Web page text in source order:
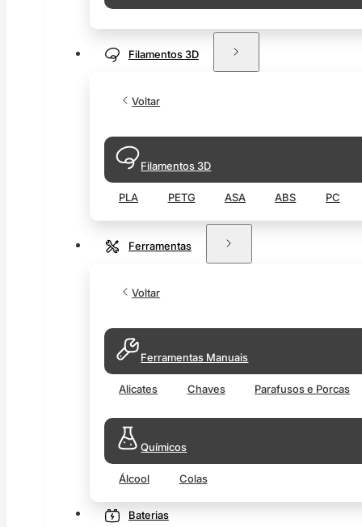
Filamentos 3D
Voltar
Filamentos 3D
PLA PETG ASA ABS PC
Ferramentas
Voltar
Ferramentas Manuais
Alicates Chaves Parafusos e Porcas
Químicos
Álcool Colas
Baterias